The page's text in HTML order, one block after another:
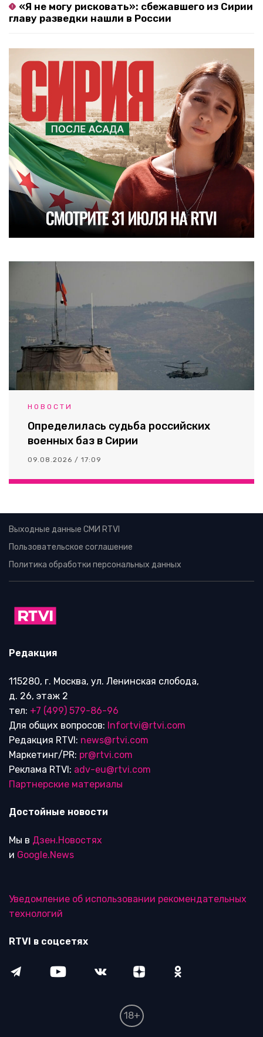
«Я не могу рисковать»: сбежавшего из Сирии
главу разведки нашли в России
НОВОСТИ
Определилась судьба российских
военных баз в Сирии
09.08.2026 / 17:09
Выходные данные СМИ RTVI
Пользовательское соглашение
Политика обработки персональных данных
Редакция
115280, г. Москва, ул. Ленинская слобода,
д. 26, этаж 2
тел: +7 (499) 579-86-96
Для общих вопросов: Infortvi@rtvi.com
Редакция RTVI: news@rtvi.com
Маркетинг/PR: pr@rtvi.com
Реклама RTVI: adv-eu@rtvi.com
Партнерские материалы
Достойные новости
Мы в Дзен.Новостях
и Google.News
Уведомление об использовании рекомендательных
технологий
RTVI в соцсетях
18+